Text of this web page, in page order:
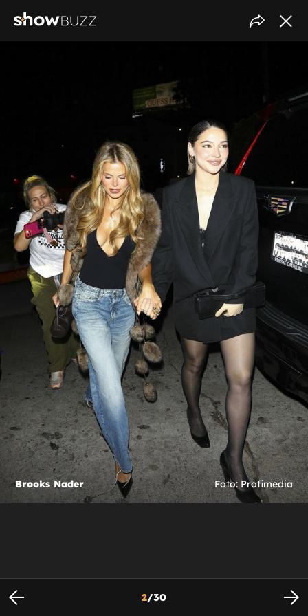
Brooks Nader Foto: Profimedia
2/30